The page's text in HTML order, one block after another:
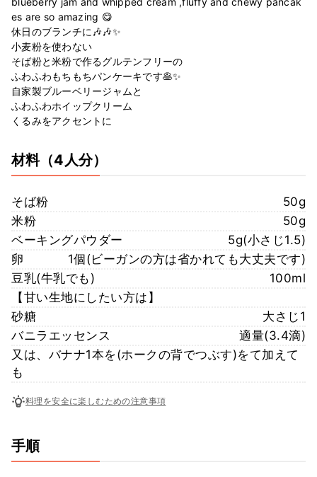
es are so amazing 😋
休日のブランチに🎶🎶✨
小麦粉を使わない
そば粉と米粉で作るグルテンフリーの
ふわふわもちもちパンケーキです🥞✨
自家製ブルーベリージャムと
ふわふわホイップクリーム
くるみをアクセントに
材料（4人分）
そば粉
50g
米粉
50g
ベーキングパウダー
5g(小さじ1.5)
卵
1個(ビーガンの方は省かれても大丈夫です)
豆乳(牛乳でも)
100ml
【甘い生地にしたい方は】
砂糖
大さじ1
バニラエッセンス
適量(3.4滴)
又は、バナナ1本を(ホークの背でつぶす)をて加えて
も
料理を安全に楽しむための注意事項
手順